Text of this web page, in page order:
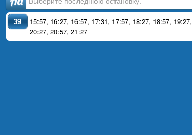
39 15:57, 16:27, 16:57, 17:31, 17:57, 18:27, 18:57, 19:27,
20:27, 20:57, 21:27